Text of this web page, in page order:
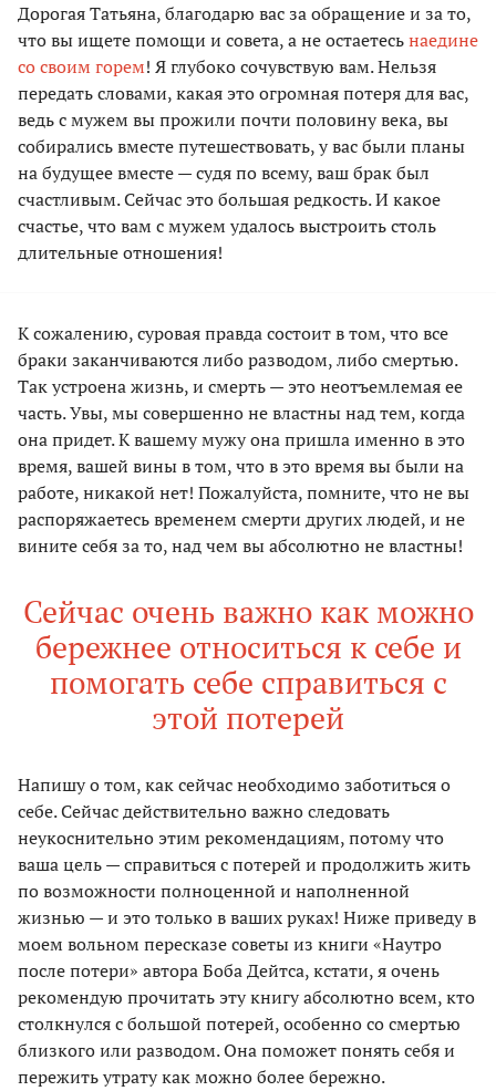
Дорогая Татьяна, благодарю вас за обращение и за то,
что вы ищете помощи и совета, а не остаетесьнаедине
со своим горем! Я глубоко сочувствую вам. Нельзя
передать словами, какая это огромная потеря для вас,
ведь с мужем вы прожили почти половину века, вы
собирались вместе путешествовать, у вас были планы
на будущее вместе — судя по всему, ваш брак был
счастливым. Сейчас это большая редкость. И какое
счастье, что вам с мужем удалось выстроить столь
длительные отношения!
К сожалению, суровая правда состоит в том, что все
браки заканчиваются либо разводом, либо смертью.
Так устроена жизнь, и смерть — это неотъемлемая ее
часть. Увы, мы совершенно не властны над тем, когда
она придет. К вашему мужу она пришла именно в это
время, вашей вины в том, что в это время вы были на
работе, никакой нет! Пожалуйста, помните, что не вы
распоряжаетесь временем смерти других людей, и не
вините себя за то, над чем вы абсолютно не властны!
Сейчас очень важно как можно
бережнее относиться к себе и
помогать себе справиться с
этой потерей
Напишу о том, как сейчас необходимо заботиться о
себе. Сейчас действительно важно следовать
неукоснительно этим рекомендациям, потому что
ваша цель — справиться с потерей и продолжить жить
по возможности полноценной и наполненной
жизнью — и это только в ваших руках! Ниже приведу в
моем вольном пересказе советы из книги «Наутро
после потери» автора Боба Дейтса, кстати, я очень
рекомендую прочитать эту книгу абсолютно всем, кто
столкнулся с большой потерей, особенно со смертью
близкого или разводом. Она поможет понять себя и
пережить утрату как можно более бережно.